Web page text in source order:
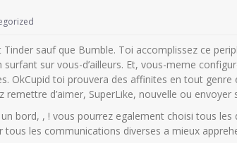
Tinder sauf que Bumble. Toi accomplissez ce
sur vous-d’ailleurs. Et, vous-meme
OkCupid toi prouvera des affinites en tout genre
d’aimer, SuperLike, nouvelle ou envoyer
bord, , ! vous pourrez egalement choisi tous les
les communications diverses a mieux